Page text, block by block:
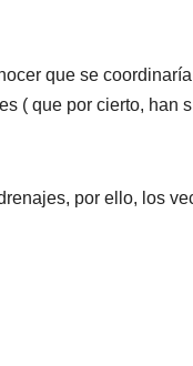
que se
( que por cierto, han
por ello, los